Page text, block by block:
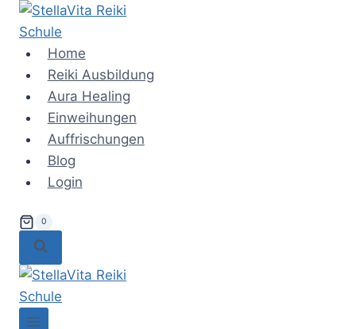
Zum
Inhalt
springenHome
Reiki Ausbildung
Aura Healing
Einweihungen
Auffrischungen
Blog
Login
0